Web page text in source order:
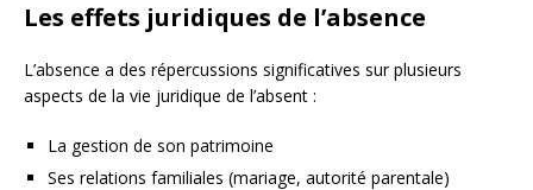
Les effets juridiques de l’absence
L’absence a des répercussions significatives sur plusieurs
aspects de la vie juridique de l’absent :
La gestion de son patrimoine
Ses relations familiales (mariage, autorité parentale)